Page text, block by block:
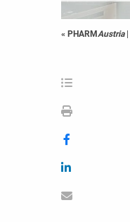
« PHARMAustria |